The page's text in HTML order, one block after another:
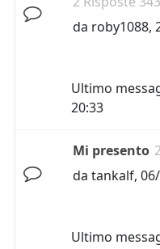
da roby1088,
Ultimo
20:33
Mi presento
da tankalf,
Ultimo